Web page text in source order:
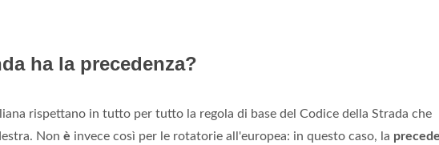
ha la precedenza?
rispettano in tutto per tutto la regola di base del Codice della Strada che
Non è invece così per le rotatorie all'europea: in questo caso, la